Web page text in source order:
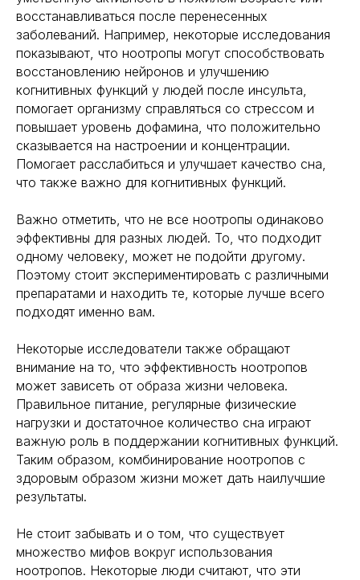
восстанавливаться после перенесенных
заболеваний. Например, некоторые исследования
показывают, что ноотропы могут способствовать
восстановлению нейронов и улучшению
когнитивных функций у людей после инсульта,
помогает организму справляться со стрессом и
повышает уровень дофамина, что положительно
сказывается на настроении и концентрации.
Помогает расслабиться и улучшает качество сна,
что также важно для когнитивных функций.
Важно отметить, что не все ноотропы одинаково
эффективны для разных людей. То, что подходит
одному человеку, может не подойти другому.
Поэтому стоит экспериментировать с различными
препаратами и находить те, которые лучше всего
подходят именно вам.
Некоторые исследователи также обращают
внимание на то, что эффективность ноотропов
может зависеть от образа жизни человека.
Правильное питание, регулярные физические
нагрузки и достаточное количество сна играют
важную роль в поддержании когнитивных функций.
Таким образом, комбинирование ноотропов с
здоровым образом жизни может дать наилучшие
результаты.
Не стоит забывать и о том, что существует
множество мифов вокруг использования
ноотропов. Некоторые люди считают, что эти